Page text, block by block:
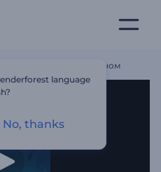
С Рамаданом
language
No, thanks